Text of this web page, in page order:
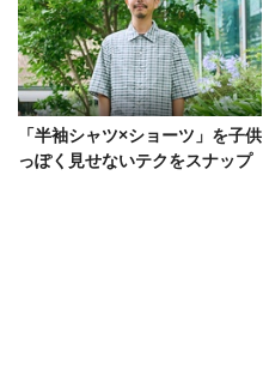
「半袖シャツ×ショーツ」を子供
っぽく見せないテクをスナップ